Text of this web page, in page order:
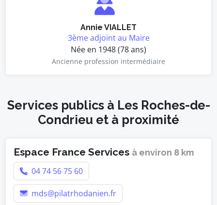
Annie VIALLET
3ème adjoint au Maire
Née en 1948 (78 ans)
Ancienne profession intermédiaire
Services publics à Les Roches-de-
Condrieu et à proximité
Espace France Services à environ 8 km
04 74 56 75 60
mds@pilatrhodanien.fr